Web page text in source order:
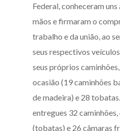
Federal, conheceram
mãos e firmaram o
trabalho e da união, ao
seus respectivos
seus próprios
ocasião (19 caminhões
de madeira) e 28
entregues 32
(tobatas) e 26 câmaras